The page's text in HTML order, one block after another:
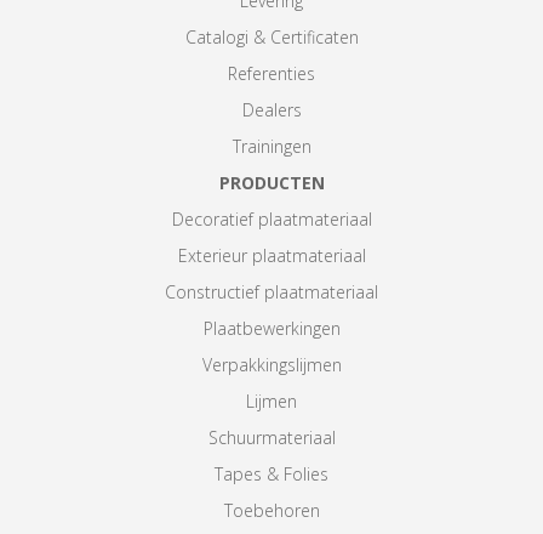
Catalogi & Certificaten
Referenties
Dealers
Trainingen
PRODUCTEN
Decoratief plaatmateriaal
Exterieur plaatmateriaal
Constructief plaatmateriaal
Plaatbewerkingen
Verpakkingslijmen
Lijmen
Schuurmateriaal
Tapes & Folies
Toebehoren